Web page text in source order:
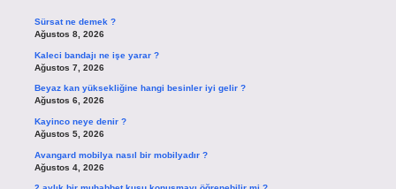
Sürsat ne demek ?
Ağustos 8, 2026
Kaleci bandajı ne işe yarar ?
Ağustos 7, 2026
Beyaz kan yüksekliğine hangi besinler iyi gelir ?
Ağustos 6, 2026
Kayinco neye denir ?
Ağustos 5, 2026
Avangard mobilya nasıl bir mobilyadır ?
Ağustos 4, 2026